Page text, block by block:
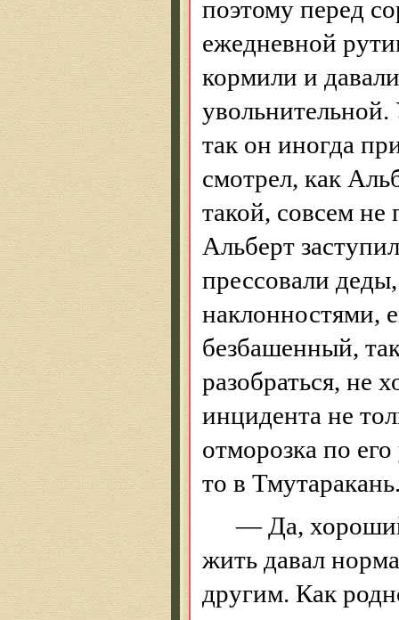
поэтому перед
ежедневной
кормили и
так он иногда
смотрел, как
такой, совсем
Альберт
прессовали
наклонностями,
безбашенный,
разобраться, не
инцидента не
отморозка по
то в
— Да,
жить давал
другим. Как